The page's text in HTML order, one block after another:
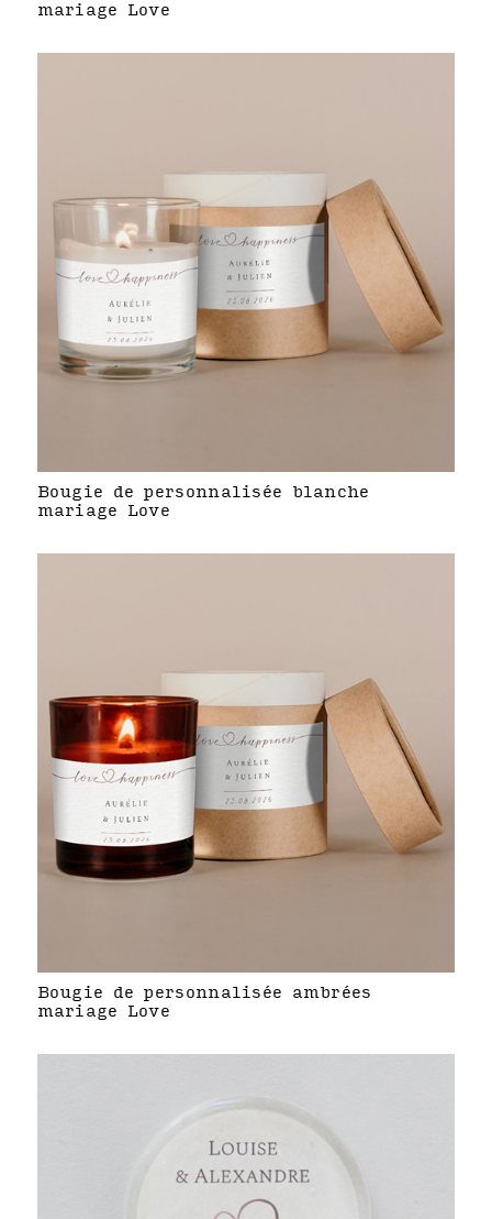
mariage Love
Bougie de personnalisée blanche
mariage Love
Bougie de personnalisée ambrées
mariage Love